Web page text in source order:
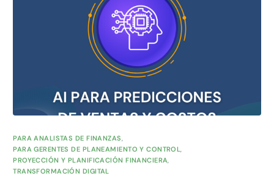
PARA ANALISTAS DE FINANZAS,
PARA GERENTES DE PLANEAMIENTO Y CONTROL,
PROYECCIÓN Y PLANIFICACIÓN FINANCIERA,
TRANSFORMACIÓN DIGITAL